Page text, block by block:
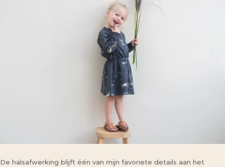
De halsafwerking blijft één van mijn favoriete details aan het